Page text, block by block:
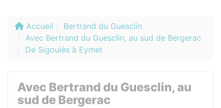
Accueil
Bertrand du Guesclin
Avec Bertrand du Guesclin, au sud de Bergerac
De Sigoulès à Eymet
Avec Bertrand du Guesclin, au
sud de Bergerac